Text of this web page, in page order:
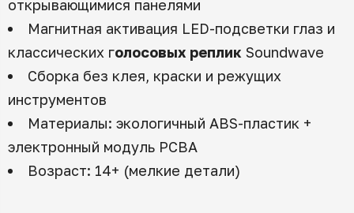
открывающимися панелями
Магнитная активация LED-подсветки глаз и
классических голосовых реплик Soundwave
Сборка без клея, краски и режущих
инструментов
Материалы: экологичный ABS-пластик +
электронный модуль PCBA
Возраст: 14+ (мелкие детали)